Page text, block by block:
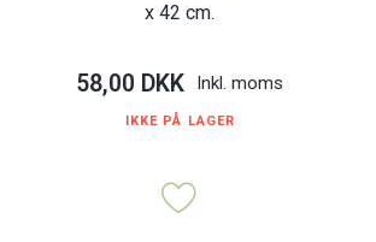
x 42 cm.
58,00 DKK Inkl. moms
IKKE PÅ LAGER